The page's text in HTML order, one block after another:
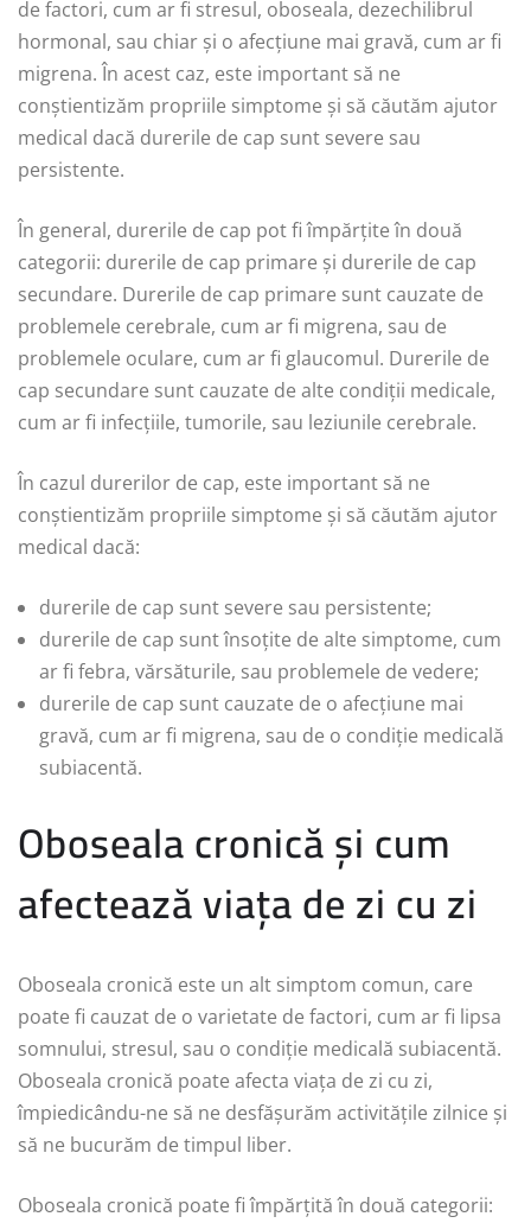
de factori, cum ar fi stresul, oboseala, dezechilibrul
hormonal, sau chiar și o afecțiune mai gravă, cum ar fi
migrena. În acest caz, este important să ne
conștientizăm propriile simptome și să căutăm ajutor
medical dacă durerile de cap sunt severe sau
persistente.
În general, durerile de cap pot fi împărțite în două
categorii: durerile de cap primare și durerile de cap
secundare. Durerile de cap primare sunt cauzate de
problemele cerebrale, cum ar fi migrena, sau de
problemele oculare, cum ar fi glaucomul. Durerile de
cap secundare sunt cauzate de alte condiții medicale,
cum ar fi infecțiile, tumorile, sau leziunile cerebrale.
În cazul durerilor de cap, este important să ne
conștientizăm propriile simptome și să căutăm ajutor
medical dacă:
durerile de cap sunt severe sau persistente;
durerile de cap sunt însoțite de alte simptome, cum
ar fi febra, vărsăturile, sau problemele de vedere;
durerile de cap sunt cauzate de o afecțiune mai
gravă, cum ar fi migrena, sau de o condiție medicală
subiacentă.
Oboseala cronică și cum
afectează viața de zi cu zi
Oboseala cronică este un alt simptom comun, care
poate fi cauzat de o varietate de factori, cum ar fi lipsa
somnului, stresul, sau o condiție medicală subiacentă.
Oboseala cronică poate afecta viața de zi cu zi,
împiedicându-ne să ne desfășurăm activitățile zilnice și
să ne bucurăm de timpul liber.
Oboseala cronică poate fi împărțită în două categorii: